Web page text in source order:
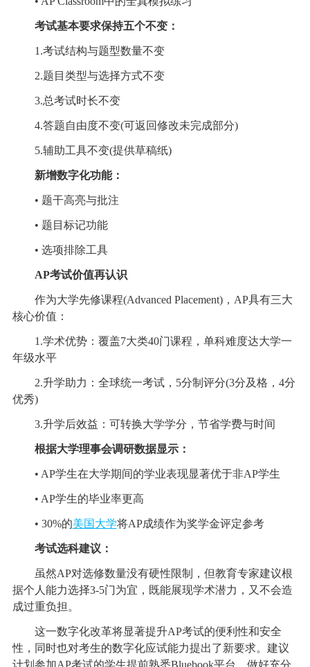
考试基本要求保持五个不变：
1.考试结构与题型数量不变
2.题目类型与选择方式不变
3.总考试时长不变
4.答题自由度不变(可返回修改未完成部分)
5.辅助工具不变(提供草稿纸)
新增数字化功能：
• 题干高亮与批注
• 题目标记功能
• 选项排除工具
AP考试价值再认识
作为大学先修课程(Advanced Placement)，AP具有三大
核心价值：
1.学术优势：覆盖7大类40门课程，单科难度达大学一
年级水平
2.升学助力：全球统一考试，5分制评分(3分及格，4分
优秀)
3.升学后效益：可转换大学学分，节省学费与时间
根据大学理事会调研数据显示：
• AP学生在大学期间的学业表现显著优于非AP学生
• AP学生的毕业率更高
• 30%的美国大学将AP成绩作为奖学金评定参考
考试选科建议：
虽然AP对选修数量没有硬性限制，但教育专家建议根
据个人能力选择3-5门为宜，既能展现学术潜力，又不会造
成过重负担。
这一数字化改革将显著提升AP考试的便利性和安全
性，同时也对考生的数字化应试能力提出了新要求。建议
计划参加AP考试的学生提前熟悉Bluebook平台，做好充分